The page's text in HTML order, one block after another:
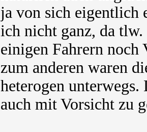
ja von sich eigentlich
ich nicht ganz, da
einigen Fahrern noch
zum anderen waren
heterogen
auch mit Vorsicht zu